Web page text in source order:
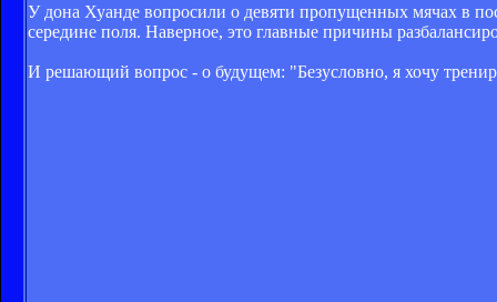
У дона Хуанде вопросили о девяти пропущенных мячах в
середине поля. Наверное, это главные причины
И решающий вопрос - о будущем: "Безусловно, я хочу